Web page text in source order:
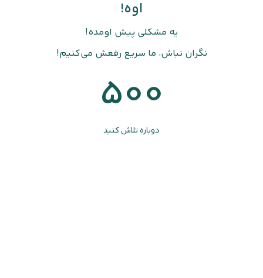
اوه!
یه مشکلی پیش اومده!
نگران نباش، ما سریع رفعش می‌کنیم!
500
دوباره تلاش کنید